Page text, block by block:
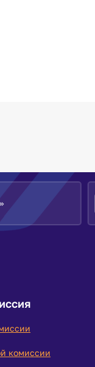
комиссии